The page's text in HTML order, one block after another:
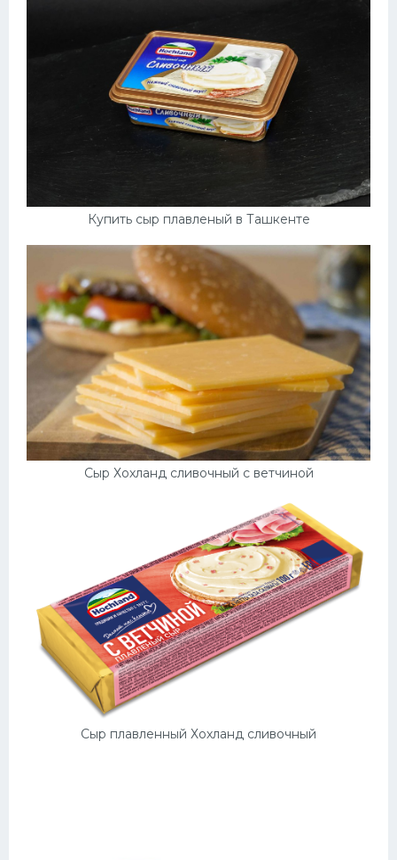
Купить сыр плавленый в Ташкенте
Сыр Хохланд сливочный с ветчиной
Сыр плавленный Хохланд сливочный